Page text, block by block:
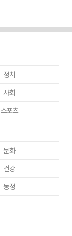
정치
사회
스포츠
문화
건강
동정